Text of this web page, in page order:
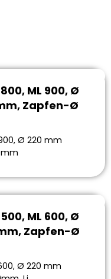
ML 900, Ø
Zapfen-Ø
Ø 220 mm
ML 600, Ø
Zapfen-Ø
Ø 220 mm